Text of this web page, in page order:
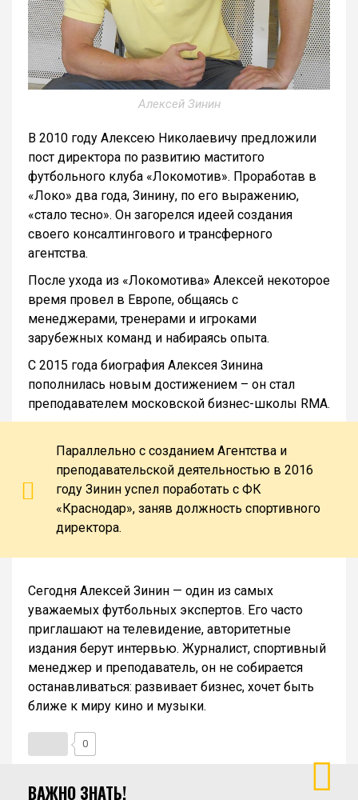
Алексей Зинин
В 2010 году Алексею Николаевичу предложили
пост директора по развитию маститого
футбольного клуба «Локомотив». Проработав в
«Локо» два года, Зинину, по его выражению,
«стало тесно». Он загорелся идеей создания
своего консалтингового и трансферного
агентства.
После ухода из «Локомотива» Алексей некоторое
время провел в Европе, общаясь с
менеджерами, тренерами и игроками
зарубежных команд и набираясь опыта.
С 2015 года биография Алексея Зинина
пополнилась новым достижением – он стал
преподавателем московской бизнес-школы RMA.
Параллельно с созданием Агентства и
преподавательской деятельностью в 2016
году Зинин успел поработать с ФК
«Краснодар», заняв должность спортивного
директора.
Сегодня Алексей Зинин — один из самых
уважаемых футбольных экспертов. Его часто
приглашают на телевидение, авторитетные
издания берут интервью. Журналист, спортивный
менеджер и преподаватель, он не собирается
останавливаться: развивает бизнес, хочет быть
ближе к миру кино и музыки.
0
ВАЖНО ЗНАТЬ!